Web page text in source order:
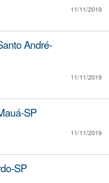
11/11/2019
André-
11/11/2019
SP
11/11/2019
SP